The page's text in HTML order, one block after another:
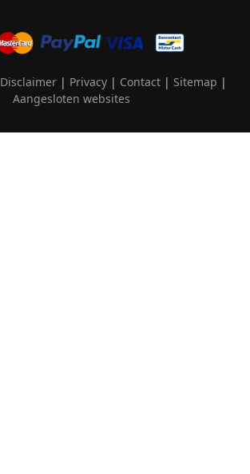
Disclaimer| Privacy| Contact| Sitemap |
Aangesloten websites